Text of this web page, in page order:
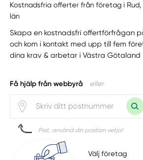
Kostnadsfria offerter från företag i
län
Skapa en kostnadsfri offertförfrågan
och kom i kontakt med upp till fem
dina krav & arbetar i Västra Götaland
Få hjälp från webbyrå eller
Psst, använd din position vetja!
Välj företag